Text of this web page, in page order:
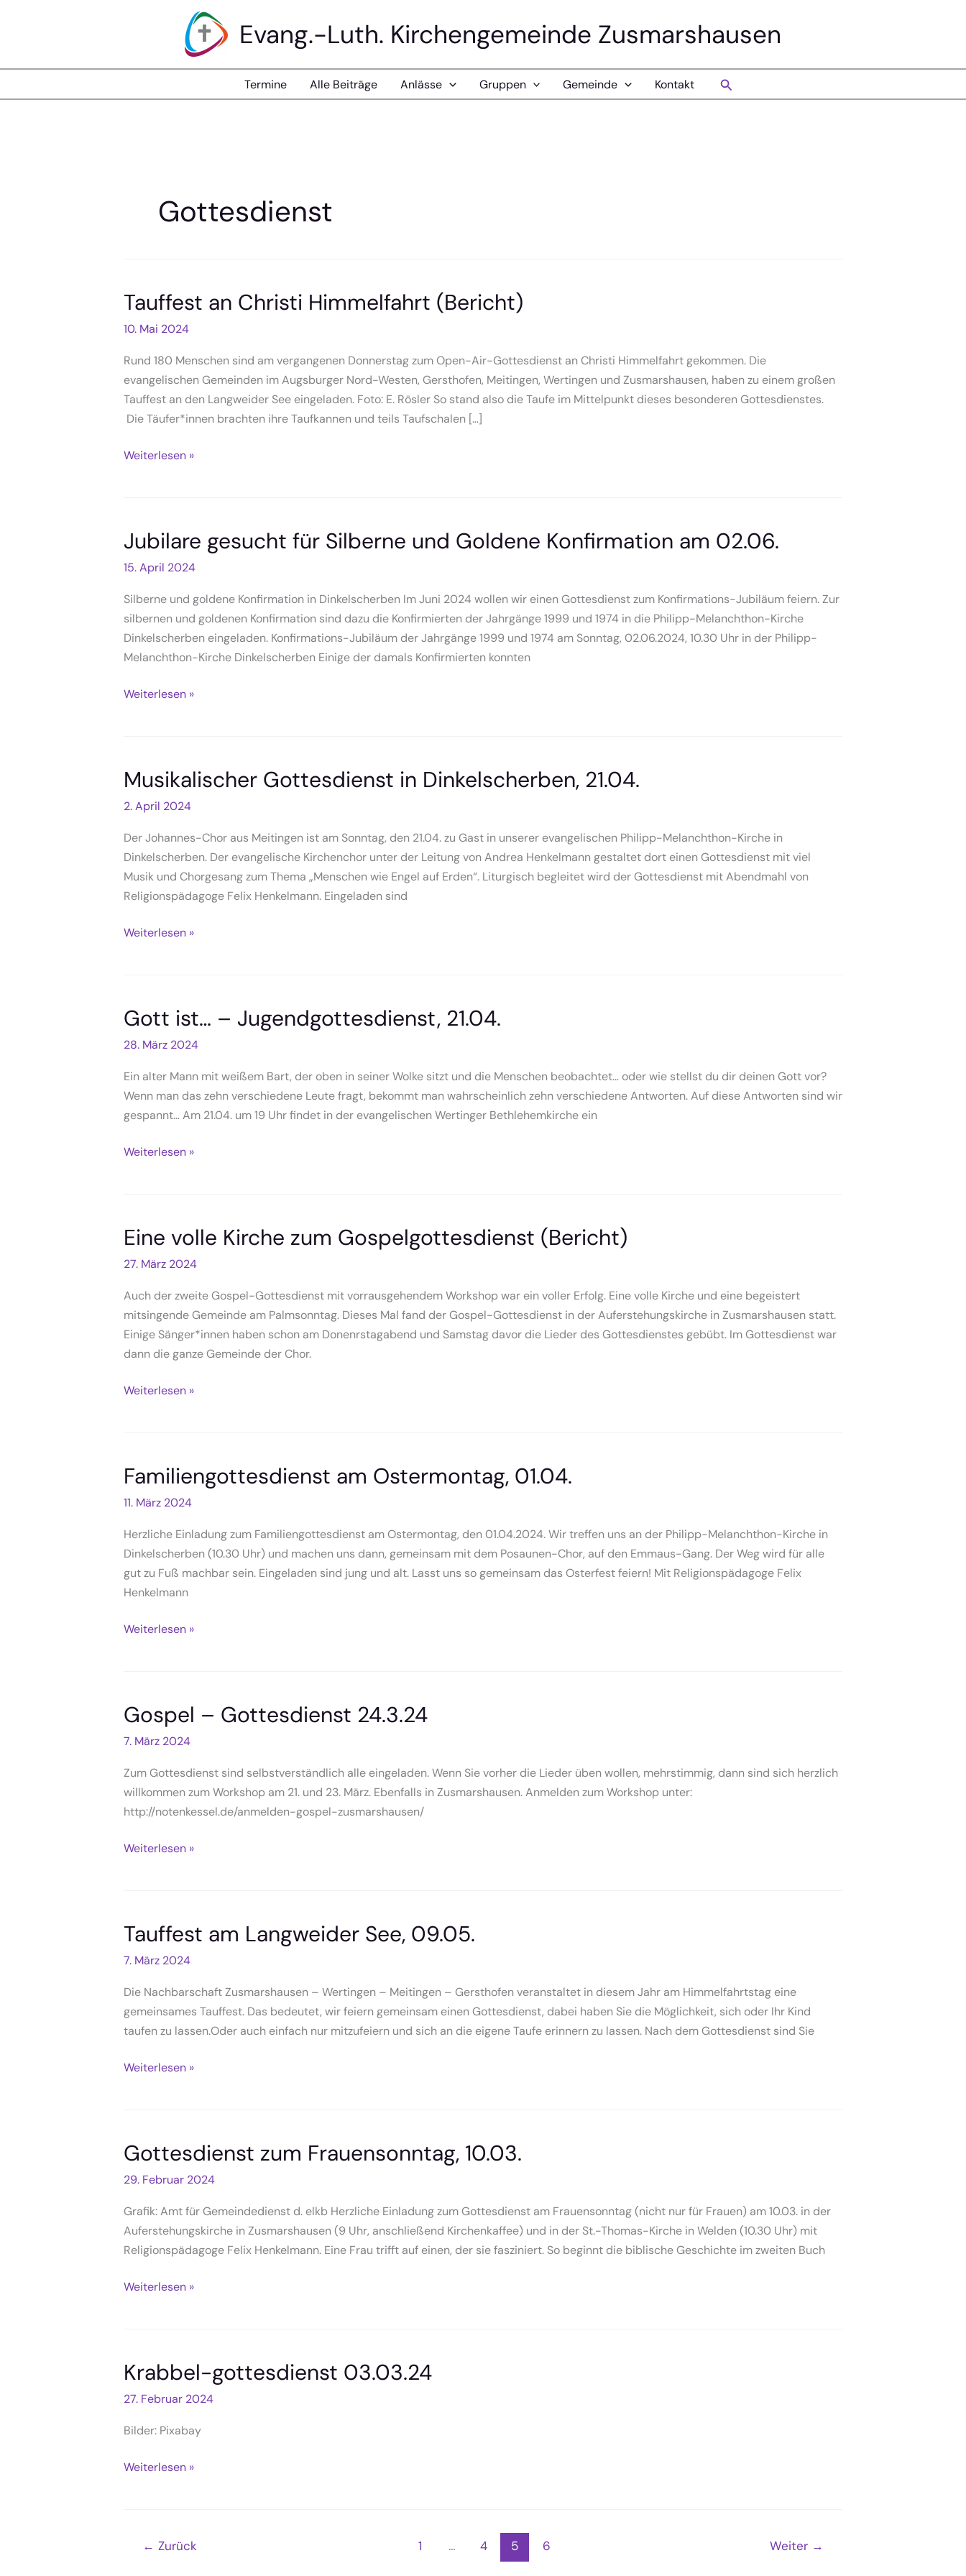
Evang.-Luth. Kirchengemeinde Zusmarshausen
Termine Alle Beiträge Anlässe Gruppen Gemeinde Kontakt Suchen
Gottesdienst
Tauffest an Christi Himmelfahrt (Bericht)
10. Mai 2024
Rund 180 Menschen sind am vergangenen Donnerstag zum Open-Air-Gottesdienst an Christi Himmelfahrt gekommen. Die
evangelischen Gemeinden im Augsburger Nord-Westen, Gersthofen, Meitingen, Wertingen und Zusmarshausen, haben zu einem großen
Tauffest an den Langweider See eingeladen. Foto: E. Rösler So stand also die Taufe im Mittelpunkt dieses besonderen Gottesdienstes.
Die Täufer*innen brachten ihre Taufkannen und teils Taufschalen […]
Tauffest
(Bericht)
Weiterlesen »
Jubilare gesucht für Silberne und Goldene Konfirmation am 02.06.
15. April 2024
Silberne und goldene Konfirmation in Dinkelscherben Im Juni 2024 wollen wir einen Gottesdienst zum Konfirmations-Jubiläum feiern. Zur
silbernen und goldenen Konfirmation sind dazu die Konfirmierten der Jahrgänge 1999 und 1974 in die Philipp-Melanchthon-Kirche
Dinkelscherben eingeladen. Konfirmations-Jubiläum der Jahrgänge 1999 und 1974 am Sonntag, 02.06.2024, 10.30 Uhr in der Philipp-
Melanchthon-Kirche Dinkelscherben Einige der damals Konfirmierten konnten
Jubilare
und
Goldene
Konfirmation
Weiterlesen »
Musikalischer Gottesdienst in Dinkelscherben, 21.04.
2. April 2024
Der Johannes-Chor aus Meitingen ist am Sonntag, den 21.04. zu Gast in unserer evangelischen Philipp-Melanchthon-Kirche in
Dinkelscherben. Der evangelische Kirchenchor unter der Leitung von Andrea Henkelmann gestaltet dort einen Gottesdienst mit viel
Musik und Chorgesang zum Thema „Menschen wie Engel auf Erden“. Liturgisch begleitet wird der Gottesdienst mit Abendmahl von
Religionspädagoge Felix Henkelmann. Eingeladen sind
Musikalischer
21.04.
Weiterlesen »
Gott ist… – Jugendgottesdienst, 21.04.
28. März 2024
Ein alter Mann mit weißem Bart, der oben in seiner Wolke sitzt und die Menschen beobachtet… oder wie stellst du dir deinen Gott vor?
Wenn man das zehn verschiedene Leute fragt, bekommt man wahrscheinlich zehn verschiedene Antworten. Auf diese Antworten sind wir
gespannt… Am 21.04. um 19 Uhr findet in der evangelischen Wertinger Bethlehemkirche ein
Gott
21.04.
Weiterlesen »
Eine volle Kirche zum Gospelgottesdienst (Bericht)
27. März 2024
Auch der zweite Gospel-Gottesdienst mit vorrausgehendem Workshop war ein voller Erfolg. Eine volle Kirche und eine begeistert
mitsingende Gemeinde am Palmsonntag. Dieses Mal fand der Gospel-Gottesdienst in der Auferstehungskirche in Zusmarshausen statt.
Einige Sänger*innen haben schon am Donenrstagabend und Samstag davor die Lieder des Gottesdienstes gebübt. Im Gottesdienst war
dann die ganze Gemeinde der Chor.
Eine
Gospelgottesdienst
(Bericht)
Weiterlesen »
Familiengottesdienst am Ostermontag, 01.04.
11. März 2024
Herzliche Einladung zum Familiengottesdienst am Ostermontag, den 01.04.2024. Wir treffen uns an der Philipp-Melanchthon-Kirche in
Dinkelscherben (10.30 Uhr) und machen uns dann, gemeinsam mit dem Posaunen-Chor, auf den Emmaus-Gang. Der Weg wird für alle
gut zu Fuß machbar sein. Eingeladen sind jung und alt. Lasst uns so gemeinsam das Osterfest feiern! Mit Religionspädagoge Felix
Henkelmann
Familiengottesdienst
Weiterlesen »
Gospel – Gottesdienst 24.3.24
7. März 2024
Zum Gottesdienst sind selbstverständlich alle eingeladen. Wenn Sie vorher die Lieder üben wollen, mehrstimmig, dann sind sich herzlich
willkommen zum Workshop am 21. und 23. März. Ebenfalls in Zusmarshausen. Anmelden zum Workshop unter:
http://notenkessel.de/anmelden-gospel-zusmarshausen/
Gospel
Weiterlesen »
Tauffest am Langweider See, 09.05.
7. März 2024
Die Nachbarschaft Zusmarshausen – Wertingen – Meitingen – Gersthofen veranstaltet in diesem Jahr am Himmelfahrtstag eine
gemeinsames Tauffest. Das bedeutet, wir feiern gemeinsam einen Gottesdienst, dabei haben Sie die Möglichkeit, sich oder Ihr Kind
taufen zu lassen.Oder auch einfach nur mitzufeiern und sich an die eigene Taufe erinnern zu lassen. Nach dem Gottesdienst sind Sie
Tauffest
09.05.
Weiterlesen »
Gottesdienst zum Frauensonntag, 10.03.
29. Februar 2024
Grafik: Amt für Gemeindedienst d. elkb Herzliche Einladung zum Gottesdienst am Frauensonntag (nicht nur für Frauen) am 10.03. in der
Auferstehungskirche in Zusmarshausen (9 Uhr, anschließend Kirchenkaffee) und in der St.-Thomas-Kirche in Welden (10.30 Uhr) mit
Religionspädagoge Felix Henkelmann. Eine Frau trifft auf einen, der sie fasziniert. So beginnt die biblische Geschichte im zweiten Buch
Gottesdienst
Weiterlesen »
Krabbel-gottesdienst 03.03.24
27. Februar 2024
Bilder: Pixabay
Krabbel-
Weiterlesen »
← Zurück 1 … 4 5 6 Weiter →